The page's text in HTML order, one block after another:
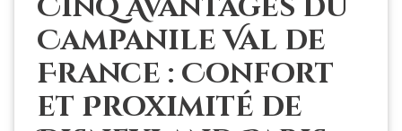
Cinq Avantages du
Campanile Val de
France : Confort
et Proximité de